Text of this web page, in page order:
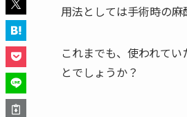
用法としては手術時の麻
これまでも、使われて
とでしょうか？